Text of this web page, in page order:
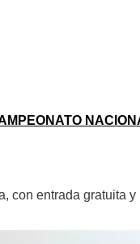
con entrada gratuita y